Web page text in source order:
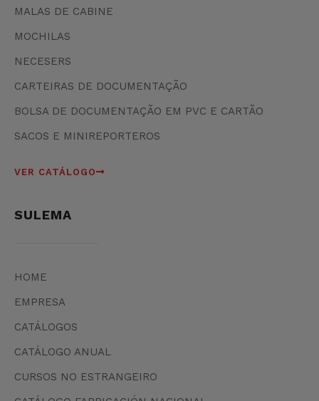
MALAS DE CABINE
MOCHILAS
NECESERS
CARTEIRAS DE DOCUMENTAÇÃO
BOLSA DE DOCUMENTAÇÃO EM PVC E CARTÃO
SACOS E MINIREPORTEROS
VER CATÁLOGO
SULEMA
HOME
EMPRESA
CATÁLOGOS
CATÁLOGO ANUAL
CURSOS NO ESTRANGEIRO